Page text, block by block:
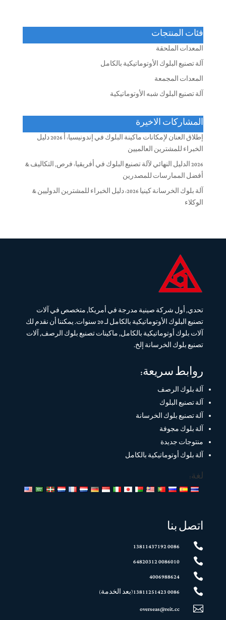
فئات المنتجات
المعدات الملحقة
آلة تصنيع البلوك الأوتوماتيكية بالكامل
المعدات المجمعة
آلة تصنيع البلوك شبه الأوتوماتيكية
المشاركات الاخيرة
إطلاق العنان لإمكانات ماكينة البلوك في إندونيسيا: أ 2026 دليل
الخبراء للمشترين العالميين
2026 الدليل النهائي لآلة تصنيع البلوك في أفريقيا: فرص, التكاليف &
أفضل الممارسات للمصدرين
آلة بلوك الخرسانة كينيا 2026: دليل الخبراء للمشترين الدوليين &
الوكلاء
تحدي, أول شركة صينية مدرجة في أمريكا, متخصص في آلات
تصنيع البلوك الأوتوماتيكية بالكامل لـ 20 سنوات. يمكننا أن نقدم لك
آلات بلوك أوتوماتيكية بالكامل, ماكينات تصنيع بلوك الرصف, آلات
تصنيع بلوك الخرسانة إلخ.
روابط سريعة:
آلة بلوك الرصف
آلة تصنيع البلوك
آلة تصنيع بلوك الخرسانة
آلة بلوك مجوفة
منتوجات جديدة
آلة بلوك أوتوماتيكية بالكامل
لغة:
اتصل بنا

0086 13811437192

0086010 64820312

4006988624

0086 13811251423(بعد الخدمة)

overseas@reit.cc